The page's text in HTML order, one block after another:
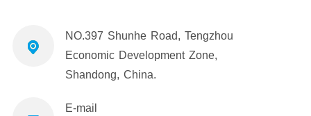
NO.397 Shunhe Road, Tengzhou
Economic Development Zone,
Shandong, China.
E-mail